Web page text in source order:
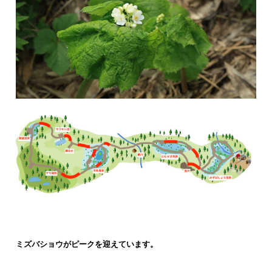
ミズバショウがピークを迎えています。